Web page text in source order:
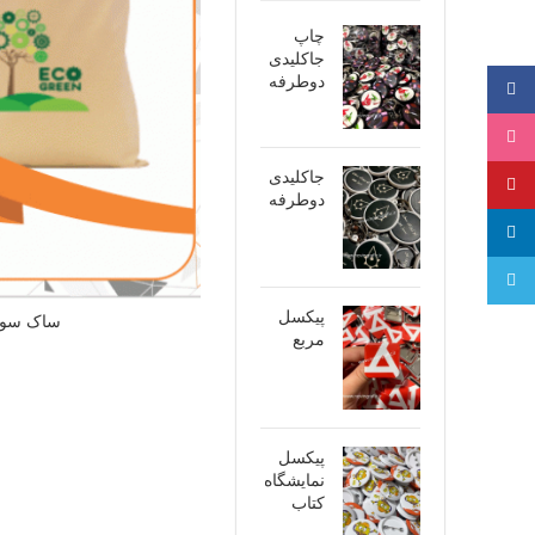
ساک
چاپ
جاکلیدی
دوطرفه
جاکلیدی
دوطرفه
پیکسل
مربع
پیکسل
نمایشگاه
کتاب
فیسبوک
اینستاگرام
پینترست
لینکدین
تلگرام